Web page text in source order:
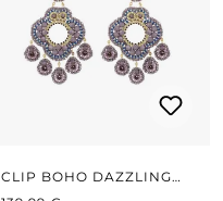
CLIP BOHO DAZZLING
VIOLETT